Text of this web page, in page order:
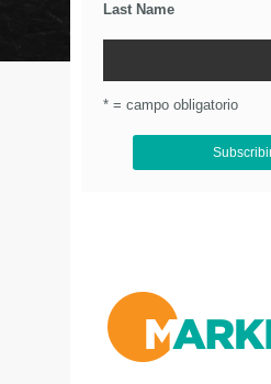
Last Name
* = campo obligatorio
© Circulo Marketing 2016.
reservados.